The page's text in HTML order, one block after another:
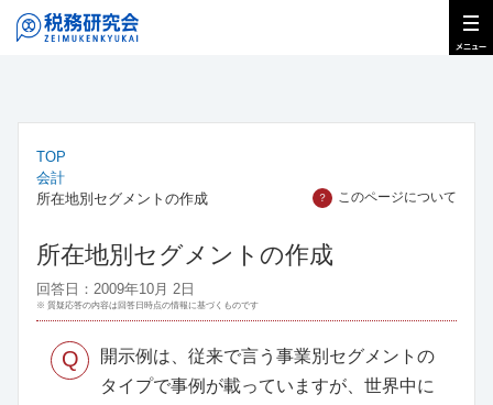
TOP
会計
所在地別セグメントの作成
？ このページについて
所在地別セグメントの作成
回答日：2009年10月 2日
※ 質疑応答の内容は回答日時点の情報に基づくものです
Q
開示例は、従来で言う事業別セグメントの
タイプで事例が載っていますが、世界中に